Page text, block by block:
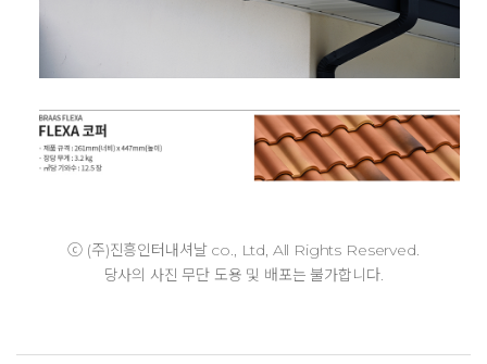
ⓒ (주)진흥인터내셔날 co., Ltd, All Rights Reserved.
당사의 사진 무단 도용 및 배포는 불가합니다.